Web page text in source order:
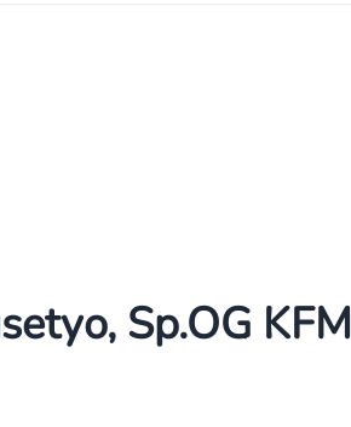
Sp.OG KFM